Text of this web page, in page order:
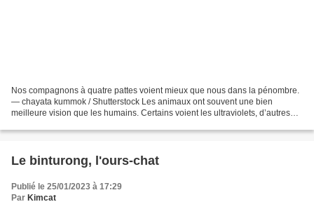
Nos compagnons à quatre pattes voient mieux que nous dans la pénombre.
— chayata kummok / Shutterstock Les animaux ont souvent une bien
meilleure vision que les humains. Certains voient les ultraviolets, d’autres
Le binturong, l'ours-chat
Publié le 25/01/2023 à 17:29
Par Kimcat